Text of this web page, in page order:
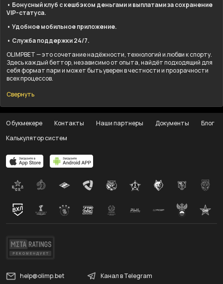
• Бонусный клуб с кешбэком деньгами и выплатами за сохранение
VIP-статуса.
• Удобное мобильное приложение.
• Служба поддержки 24/7.
OLIMPBET — это сочетание надёжности, технологий и любви к спорту.
Здесь каждый беттор, независимо от опыта, найдёт подходящий для
себя формат пари и может быть уверен в честности и прозрачности
всех процессов.
Свернуть
О букмекере Контакты Наши партнеры Документы
Блог
Калькулятор систем
help@olimp.bet Канал в Telegram